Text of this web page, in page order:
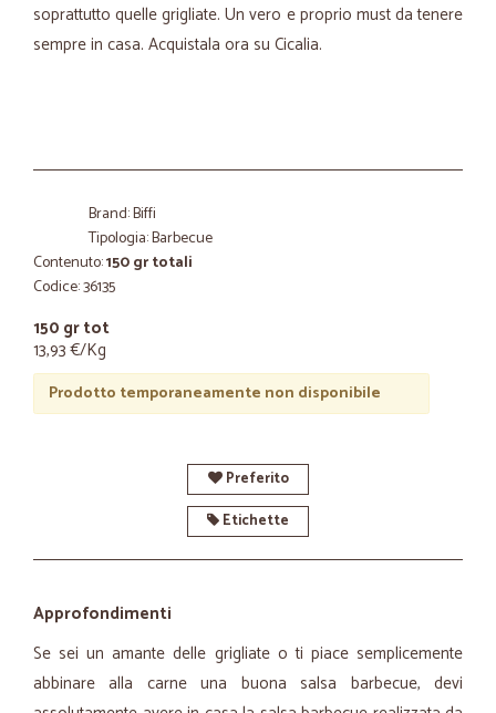
soprattutto quelle grigliate. Un vero e proprio must da tenere
sempre in casa. Acquistala ora su Cicalia.
Brand: Biffi
Tipologia: Barbecue
Contenuto:150 gr totali
Codice: 36135
150 gr tot
13,93 €/Kg
Prodotto temporaneamente non disponibile
Preferito
Etichette
Approfondimenti
Se sei un amante delle grigliate o ti piace semplicemente
abbinare alla carne una buona salsa barbecue, devi